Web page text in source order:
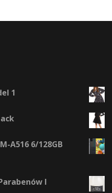
1
A516 6/128GB
I